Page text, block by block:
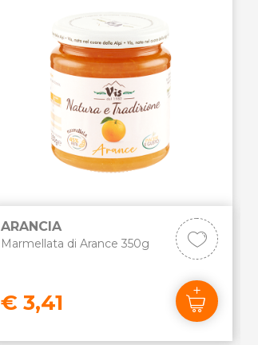
ARANCIA
Marmellata di Arance 350g
€ 3,41